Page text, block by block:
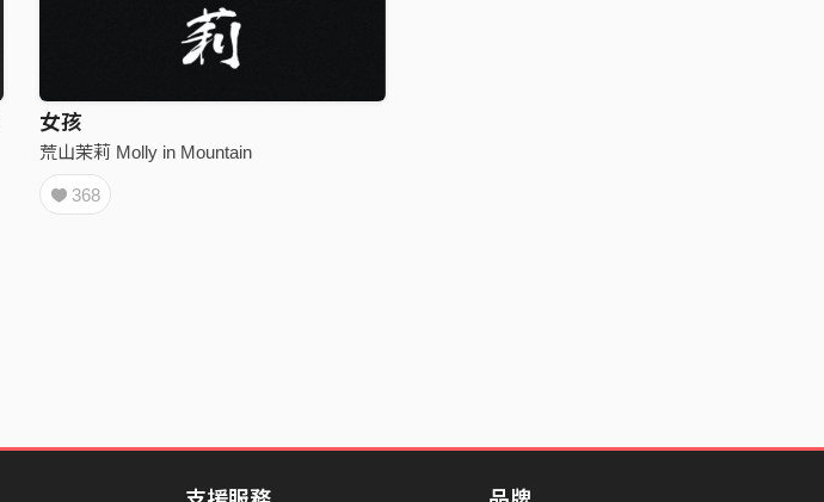
女孩
荒山茉莉 Molly in Mountain
368